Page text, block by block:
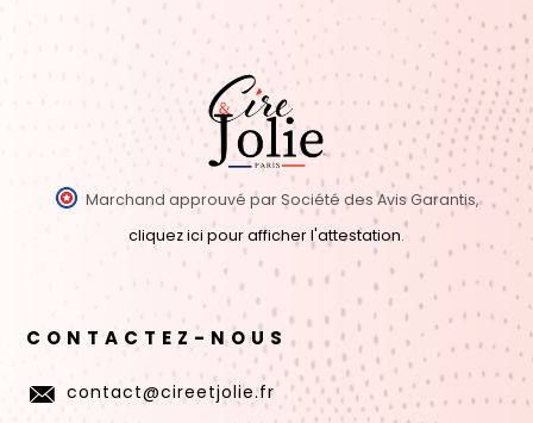
Marchand approuvé par Société des Avis Garantis,
cliquez ici pour afficher l'attestation.
CONTACTEZ-NOUS
contact@cireetjolie.fr